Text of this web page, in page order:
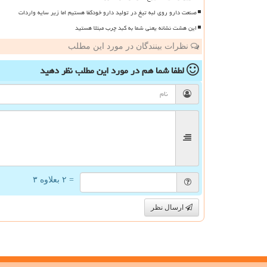
صنعت دارو روی لبه تیغ در تولید دارو خودکفا هستیم اما زیر سایه واردات
این هشت نشانه یعنی شما به کبد چرب مبتلا هستید
نظرات بینندگان در مورد این مطلب
لطفا شما همدر مورد این مطلبنظر دهید
= ۲ بعلاوه ۳
ارسال نظر